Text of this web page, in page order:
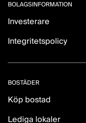
BOLAGSINFORMATION
Investerare
Integritetspolicy
BOSTÄDER
Köp bostad
Lediga lokaler